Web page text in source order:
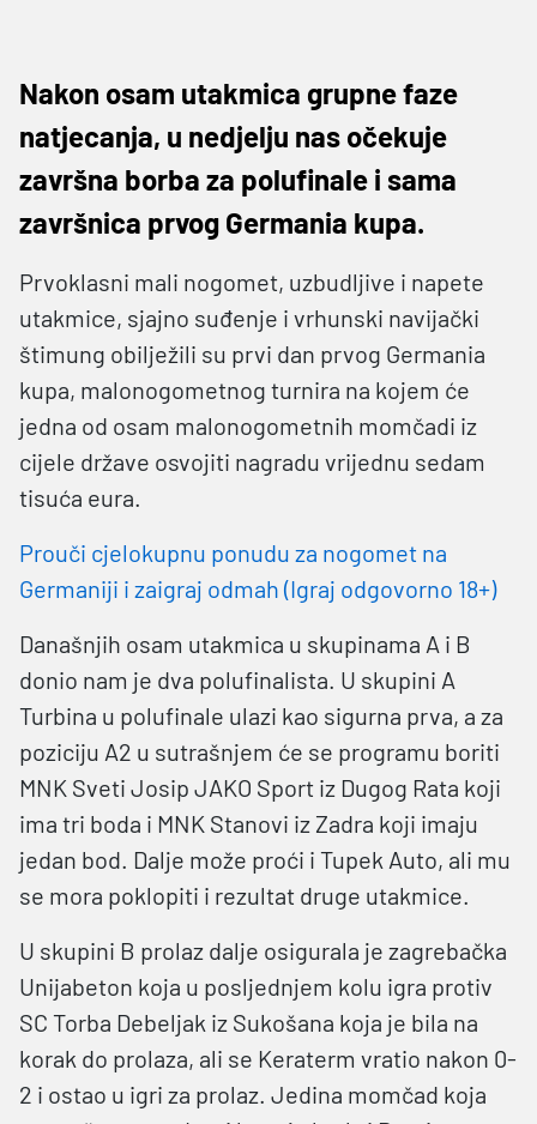
Nakon osam utakmica grupne faze
natjecanja, u nedjelju nas očekuje
završna borba za polufinale i sama
završnica prvog Germania kupa.
Prvoklasni mali nogomet, uzbudljive i napete
utakmice, sjajno suđenje i vrhunski navijački
štimung obilježili su prvi dan prvog Germania
kupa, malonogometnog turnira na kojem će
jedna od osam malonogometnih momčadi iz
cijele države osvojiti nagradu vrijednu sedam
tisuća eura.
Prouči cjelokupnu ponudu za nogomet na
Germaniji i zaigraj odmah (Igraj odgovorno 18+)
Današnjih osam utakmica u skupinama A i B
donio nam je dva polufinalista. U skupini A
Turbina u polufinale ulazi kao sigurna prva, a za
poziciju A2 u sutrašnjem će se programu boriti
MNK Sveti Josip JAKO Sport iz Dugog Rata koji
ima tri boda i MNK Stanovi iz Zadra koji imaju
jedan bod. Dalje može proći i Tupek Auto, ali mu
se mora poklopiti i rezultat druge utakmice.
U skupini B prolaz dalje osigurala je zagrebačka
Unijabeton koja u posljednjem kolu igra protiv
SC Torba Debeljak iz Sukošana koja je bila na
korak do prolaza, ali se Keraterm vratio nakon 0-
2 i ostao u igri za prolaz. Jedina momčad koja